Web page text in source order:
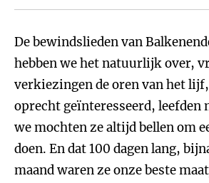
De bewindslieden van
hebben we het natuurlijk over,
verkiezingen de oren van het
oprecht geïnteresseerd, leefden
we mochten ze altijd bellen om
doen. En dat 100 dagen lang,
maand waren ze onze beste